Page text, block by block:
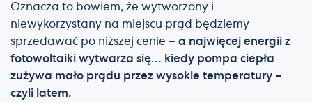
Oznacza to bowiem, że wytworzony i
niewykorzystany na miejscu prąd będziemy
sprzedawać po niższej cenie – a najwięcej energii z
fotowoltaiki wytwarza się… kiedy pompa ciepła
zużywa mało prądu przez wysokie temperatury –
czyli latem.